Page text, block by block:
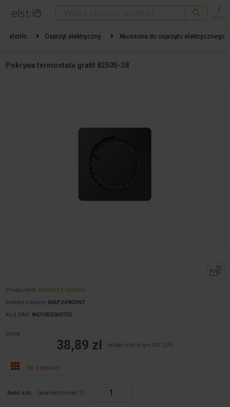
Menu
elstilo Osprzęt elektryczny Akcesoria do osprzętu elektrycznego
Pokrywa termostatu grafit 82505-38
Producent: KONTAKT-SIMON
Indeks lokalny: MAP249KONT
Kod EAN: 8421053060735
Cena:
38,89 zł brutto / szt. (w tym VAT 23%)
do 2 tygodni
Ilość szt. (wielokrotność:1 )